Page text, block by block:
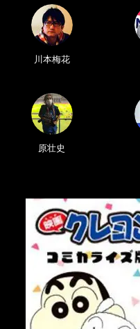
川本梅花
原壮史